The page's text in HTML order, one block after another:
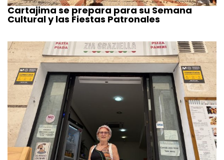
Cartajima se prepara para su Semana
Cultural y las Fiestas Patronales